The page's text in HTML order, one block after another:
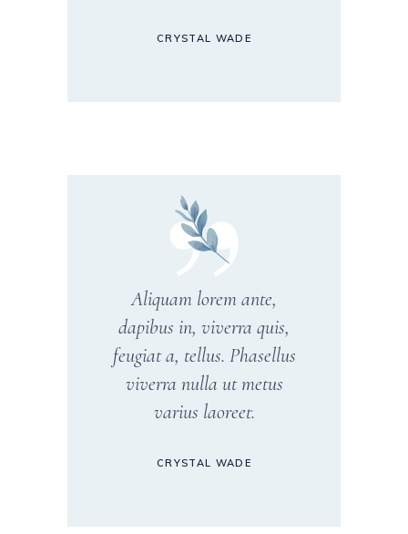
CRYSTAL WADE
Aliquam lorem ante,
dapibus in, viverra quis,
feugiat a, tellus. Phasellus
viverra nulla ut metus
varius laoreet.
CRYSTAL WADE